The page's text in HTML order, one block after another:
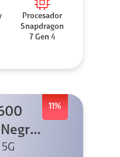
Procesador
Snapdragon
7 Gen 4
11%
2